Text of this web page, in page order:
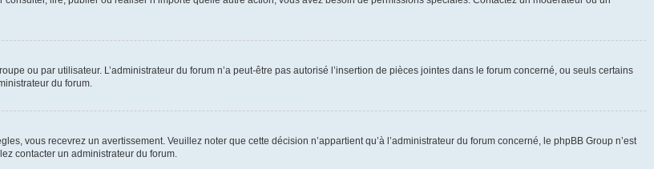
ou par utilisateur. L’administrateur du forum n’a peut-être pas autorisé l’insertion de pièces jointes dans le forum concerné, ou seuls certains
du forum.
vous recevrez un avertissement. Veuillez noter que cette décision n’appartient qu’à l’administrateur du forum concerné, le phpBB Group n’est
contacter un administrateur du forum.